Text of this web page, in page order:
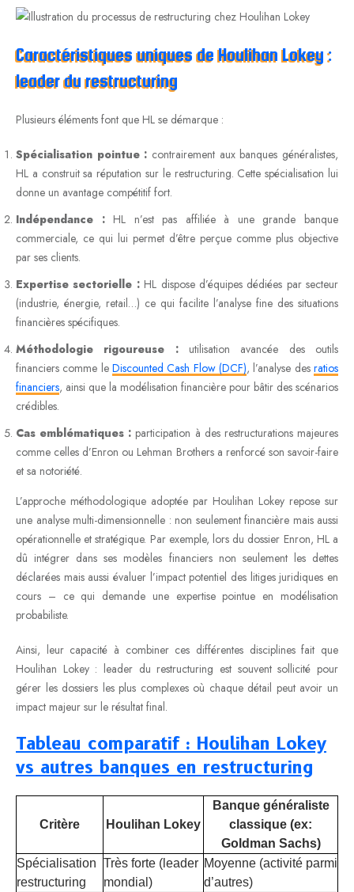
Caractéristiques uniques de Houlihan Lokey :
leader du restructuring
Plusieurs éléments font que HL se démarque :
Spécialisation pointue : contrairement aux banques généralistes,
HL a construit sa réputation sur le restructuring. Cette spécialisation lui
donne un avantage compétitif fort.
Indépendance :HL n’est pas affiliée à une grande banque
commerciale, ce qui lui permet d’être perçue comme plus objective
par ses clients.
Expertise sectorielle :HL dispose d’équipes dédiées par secteur
(industrie, énergie, retail…) ce qui facilite l’analyse fine des situations
financières spécifiques.
Méthodologie rigoureuse :utilisation avancée des outils
financiers comme le Discounted Cash Flow (DCF), l’analyse des ratios
financiers, ainsi que la modélisation financière pour bâtir des scénarios
crédibles.
Cas emblématiques : participation à des restructurations majeures
comme celles d’Enron ou Lehman Brothers a renforcé son savoir-faire
et sa notoriété.
L’approche méthodologique adoptée par Houlihan Lokey repose sur
une analyse multi-dimensionnelle : non seulement financière mais aussi
opérationnelle et stratégique. Par exemple, lors du dossier Enron, HL a
dû intégrer dans ses modèles financiers non seulement les dettes
déclarées mais aussi évaluer l’impact potentiel des litiges juridiques en
cours – ce qui demande une expertise pointue en modélisation
probabiliste.
Ainsi, leur capacité à combiner ces différentes disciplines fait que
Houlihan Lokey : leader du restructuring est souvent sollicité pour
gérer les dossiers les plus complexes où chaque détail peut avoir un
impact majeur sur le résultat final.
Tableau comparatif : Houlihan Lokey
vs autres banques en restructuring
Critère Houlihan Lokey
Banque généraliste
classique (ex:
Goldman Sachs)
Spécialisation
restructuring
Très forte (leader
mondial)
Moyenne (activité parmi
d’autres)